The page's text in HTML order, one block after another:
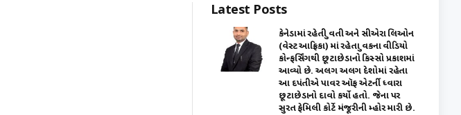
Latest Posts
કેનેડામાં રહેતી યુવતી અને સીએરા લિઓન
(વેસ્ટ આફ્રિકા) માં રહેતા યુવકના વીડિયો
કોન્ફર્સિંગથી છૂટાછેડાનો કિસ્સો પ્રકાશમાં
આવ્યો છે. અલગ અલગ દેશોમાં રહેતા
આ દપંતીએ પાવર ઑફ એટર્ની ધ્વારા
છૂટાછેડાનો દાવો કર્યો હતો. જેના પર
સુરત ફેમિલી કોર્ટે મંજૂરીની મ્હોર મારી છે.